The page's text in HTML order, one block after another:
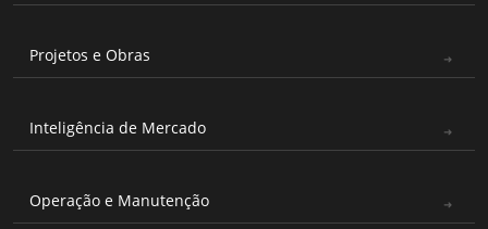
Projetos e Obras
Inteligência de Mercado
Operação e Manutenção